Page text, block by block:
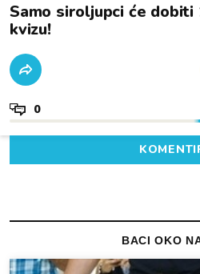
Samo siroljupci će dobiti
kvizu!
0